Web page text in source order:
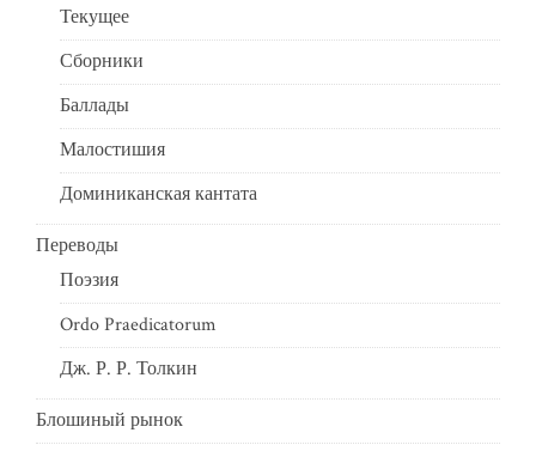
Текущее
Сборники
Баллады
Малостишия
Доминиканская кантата
Переводы
Поэзия
Ordo Praedicatorum
Дж. Р. Р. Толкин
Блошиный рынок